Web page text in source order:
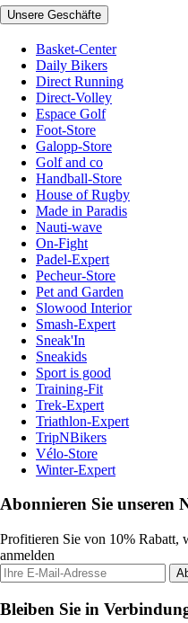
Unsere Geschäfte
Basket-Center
Daily Bikers
Direct Running
Direct-Volley
Espace Golf
Foot-Store
Galopp-Store
Golf and co
Handball-Store
House of Rugby
Made in Paradis
Nauti-wave
On-Fight
Padel-Expert
Pecheur-Store
Pet and Garden
Slowood Interior
Smash-Expert
Sneak'In
Sneakids
Sport is good
Training-Fit
Trek-Expert
Triathlon-Expert
TripNBikers
Vélo-Store
Winter-Expert
Abonnieren Sie unseren
Profitieren Sie von 10% Rabatt,
anmelden
Bleiben Sie in